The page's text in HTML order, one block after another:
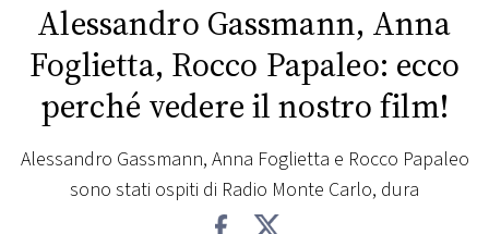
NEWS
FOTO
CONCORSI
Alessandro Gassmann, Anna
Foglietta, Rocco Papaleo: ecco
perché vedere il nostro film!
Alessandro Gassmann, Anna Foglietta e Rocco Papaleo
sono stati ospiti di Radio Monte Carlo, dura